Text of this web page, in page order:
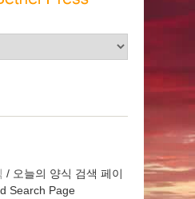
/ 오늘의 양식 검색 페이
Search Page